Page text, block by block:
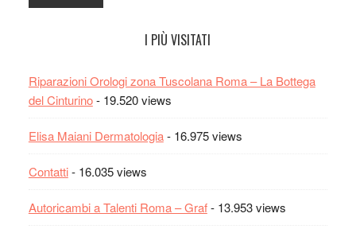
I PIÙ VISITATI
Riparazioni Orologi zona Tuscolana Roma – La Bottega
del Cinturino- 19.520 views
Elisa Maiani Dermatologia- 16.975 views
Contatti- 16.035 views
Autoricambi a Talenti Roma – Graf- 13.953 views